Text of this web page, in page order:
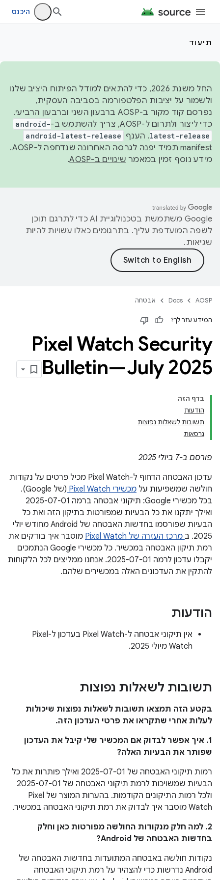
היכנס
תיעוד
החל משנת 2026, כדי להתאים למודל הפיתוח היציב שלנו
ולשמור על יציבות הפלטפורמה בסביבה העסקית,
נפרסם קוד מקור ב-AOSP ברבעון השני וברבעון הרביעי.
כדי ליצור ולתרום ל-AOSP, צריך להשתמש ב-
android-
latest-release. הענף android-latest-release
manifest תמיד יפנה לגרסה האחרונה שנדחפה ל-AOSP.
מידע נוסף זמין במאמר שינויים ב-AOSP .
‫Google משתמשת בטכנולוגיית AI כדי לתרגם תוכן
לשפה המועדפת עליך. בתרגומים כאלו עשויות להיות
שגיאות.
AOSP
Docs אבטחה
המידע עזר לך?
Pixel Watch Security
Bulletin—July 2025
בדף הזה
הודעות
תשובות לשאלות נפוצות
גרסאות
פורסם ב-7 ביולי 2025
עדכון האבטחה הדחוף ל-Pixel Watch מכיל פרטים על נקודות
חולשה שמשפיעות על מכשירי Pixel Watch
(של Google).
בכל מכשירי Google: תיקוני אבטחה ברמה 2025-07-01
ואילך יתקנו את כל הבעיות שמפורטות בתיקון הזה ואת כל
הבעיות שפורסמו בחדשות האבטחה של Android מחודש יולי
2025. ב
מרכז העזרה של Pixel Watch
מוסבר איך בודקים את
רמת תיקון האבטחה במכשיר. כל מכשירי Google הנתמכים
יקבלו עדכון לרמה 2025-07-01. אנחנו ממליצים לכל הלקוחות
להתקין את העדכונים האלה במכשירים שלהם.
הודעות
אין תיקוני אבטחה ל-Pixel Watch בעדכון ל-Pixel
Watch מיולי 2025.
תשובות לשאלות נפוצות
בקטע הזה תמצאו תשובות לשאלות נפוצות שיכולות
לעלות אחרי שתקראו את פרטי העדכון הזה.
1. איך אפשר לבדוק אם המכשיר שלי קיבל את העדכון
שפותר את הבעיות האלה?
רמות תיקוני האבטחה של 2025-07-01 ואילך פותרות את כל
הבעיות שמשויכות לרמת תיקוני האבטחה של 2025-07-01
ולכל רמות התיקונים הקודמות. בהערות המוצר של Pixel
Watch מוסבר איך לבדוק את רמת תיקוני האבטחה במכשיר.
2. למה חלק מנקודות החולשה מפורטות כאן וחלק
בחדשות האבטחה של Android?
נקודות חולשה באבטחה המתועדות בחדשות האבטחה של
Android נדרשות כדי להצהיר על רמת תיקוני האבטחה